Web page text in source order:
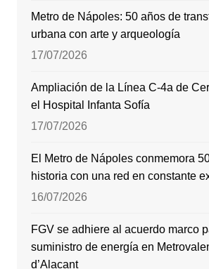
Metro de Nápoles: 50 años de
urbana con arte y arqueología
17/07/2026
Ampliación de la Línea C-4a de
el Hospital Infanta Sofía
17/07/2026
El Metro de Nápoles conmemora
historia con una red en constante
16/07/2026
FGV se adhiere al acuerdo marco
suministro de energía en
d’Alacant